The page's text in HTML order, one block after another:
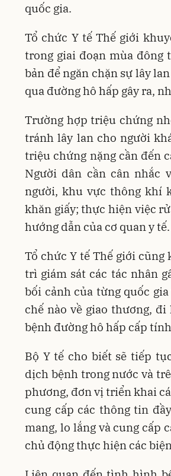
quốc gia.
Tổ chức Y tế Thế giới
trong giai đoạn mùa đông
bản để ngăn chặn sự lây
qua đường hô hấp gây ra,
Trường hợp triệu chứng
tránh lây lan cho người
triệu chứng nặng cần đến
Người dân cần cân nhắc
người, khu vực thông khí
khăn giấy; thực hiện việc
hướng dẫn của cơ quan y tế.
Tổ chức Y tế Thế giới
trì giám sát các tác nhân
bối cảnh của từng quốc
chế nào về giao thương,
bệnh đường hô hấp cấp
Bộ Y tế cho biết sẽ tiếp
dịch bệnh trong nước và
phương, đơn vị triển khai
cung cấp các thông tin
mang, lo lắng và cung cấp
chủ động thực hiện các